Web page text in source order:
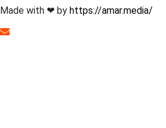
Made with ❤︎ by https://amar.media/